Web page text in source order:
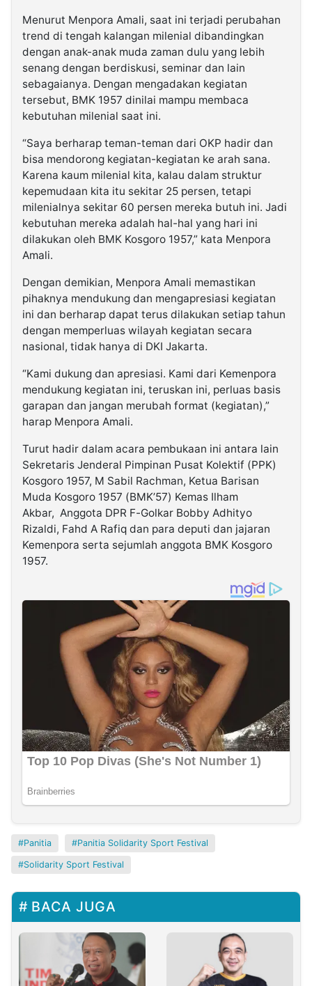
Menurut Menpora Amali, saat ini terjadi perubahan
trend di tengah kalangan milenial dibandingkan
dengan anak-anak muda zaman dulu yang lebih
senang dengan berdiskusi, seminar dan lain
sebagaianya. Dengan mengadakan kegiatan
tersebut, BMK 1957 dinilai mampu membaca
kebutuhan milenial saat ini.
“Saya berharap teman-teman dari OKP hadir dan
bisa mendorong kegiatan-kegiatan ke arah sana.
Karena kaum milenial kita, kalau dalam struktur
kepemudaan kita itu sekitar 25 persen, tetapi
milenialnya sekitar 60 persen mereka butuh ini. Jadi
kebutuhan mereka adalah hal-hal yang hari ini
dilakukan oleh BMK Kosgoro 1957,” kata Menpora
Amali.
Dengan demikian, Menpora Amali memastikan
pihaknya mendukung dan mengapresiasi kegiatan
ini dan berharap dapat terus dilakukan setiap tahun
dengan memperluas wilayah kegiatan secara
nasional, tidak hanya di DKI Jakarta.
“Kami dukung dan apresiasi. Kami dari Kemenpora
mendukung kegiatan ini, teruskan ini, perluas basis
garapan dan jangan merubah format (kegiatan),”
harap Menpora Amali.
Turut hadir dalam acara pembukaan ini antara lain
Sekretaris Jenderal Pimpinan Pusat Kolektif (PPK)
Kosgoro 1957, M Sabil Rachman, Ketua Barisan
Muda Kosgoro 1957 (BMK’57) Kemas Ilham
Akbar, Anggota DPR F-Golkar Bobby Adhityo
Rizaldi, Fahd A Rafiq dan para deputi dan jajaran
Kemenpora serta sejumlah anggota BMK Kosgoro
1957.
Panitia Panitia Solidarity Sport Festival
Solidarity Sport Festival
BACA JUGA